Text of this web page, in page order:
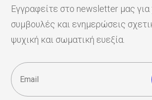
Εγγραφείτε στο newsletter μας για
συμβουλές και ενημερώσεις
ψυχική και σωματική ευεξία.